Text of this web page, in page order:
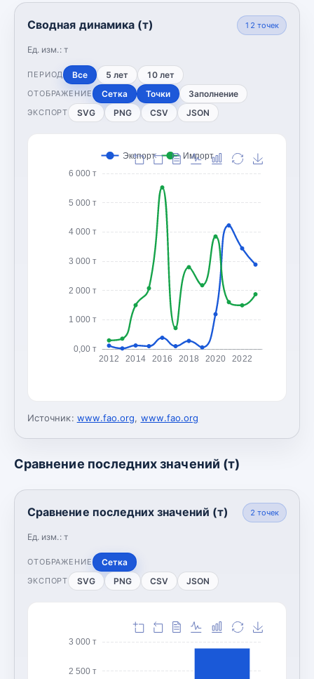
Сводная динамика (т)
Ед. изм.: т
12 точек
ПЕРИОД Все 5 лет 10 лет
ОТОБРАЖЕНИЕ Сетка Точки Заполнение
ЭКСПОРТ SVG PNG CSV JSON
0,00 т
1 000 т
2 000 т
3 000 т
4 000 т
5 000 т
6 000 т
2012 2014 2016 2018 2020 2022
Экспорт Импорт
Источник: www.fao.org, www.fao.org
Сравнение последних значений (т)
Сравнение последних значений (т)
Ед. изм.: т
2 точек
ОТОБРАЖЕНИЕ Сетка
ЭКСПОРТ SVG PNG CSV JSON
2 500 т
3 000 т